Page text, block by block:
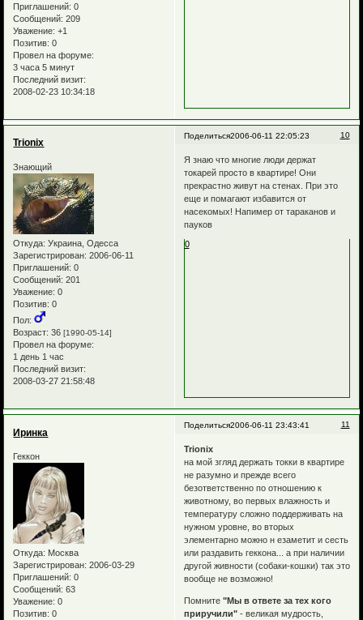
Приглашений: 0
Сообщений: 209
Уважение: +1
Позитив: 0
Провел на форуме:
3 часа 5 минут
Последний визит:
2008-02-23 10:34:18
Поделиться 10
2006-06-11 22:05:23
Trionix
Знающий
Откуда: Украина, Одесса
Зарегистрирован: 2006-06-11
Приглашений: 0
Сообщений: 201
Уважение: 0
Позитив: 0
Пол:
Возраст: 36[1990-05-14]
Провел на форуме:
1 день 1 час
Последний визит:
2008-03-27 21:58:48
Я знаю что многие люди держат
токарей просто в квартире! Они
прекрастно живут на стенах. При это
еще и помагают избавится от
насекомых! Напимер от тараканов и
пауков
0
Поделиться 11
2006-06-11 23:43:41
Иринка
Геккон
Откуда: Москва
Зарегистрирован: 2006-03-29
Приглашений: 0
Сообщений: 63
Уважение: 0
Позитив: 0
Trionix
на мой згляд держать токки в квартире
не разумно и прежде всего
безответственно по отношению к
животному, во первых влажность и
температуру сложно поддерживать на
нужном уровне, во вторых
элементарно можно н езаметит и сесть
или раздавить геккона... а при наличии
другой живности (собаки-кошки) так это
вообще не возможно!
Помните "Мы в ответе за тех кого
приручили"- великая мудрость,